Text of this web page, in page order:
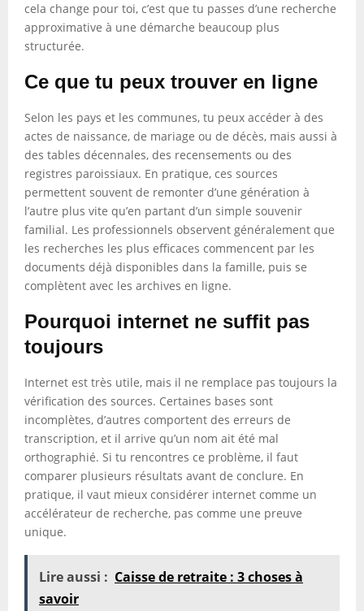
cela change pour toi, c’est que tu passes d’une recherche
approximative à une démarche beaucoup plus
structurée.
Ce que tu peux trouver en ligne
Selon les pays et les communes, tu peux accéder à des
actes de naissance, de mariage ou de décès, mais aussi à
des tables décennales, des recensements ou des
registres paroissiaux. En pratique, ces sources
permettent souvent de remonter d’une génération à
l’autre plus vite qu’en partant d’un simple souvenir
familial. Les professionnels observent généralement que
les recherches les plus efficaces commencent par les
documents déjà disponibles dans la famille, puis se
complètent avec les archives en ligne.
Pourquoi internet ne suffit pas
toujours
Internet est très utile, mais il ne remplace pas toujours la
vérification des sources. Certaines bases sont
incomplètes, d’autres comportent des erreurs de
transcription, et il arrive qu’un nom ait été mal
orthographié. Si tu rencontres ce problème, il faut
comparer plusieurs résultats avant de conclure. En
pratique, il vaut mieux considérer internet comme un
accélérateur de recherche, pas comme une preuve
unique.
Lire aussi : Caisse de retraite : 3 choses à
savoir